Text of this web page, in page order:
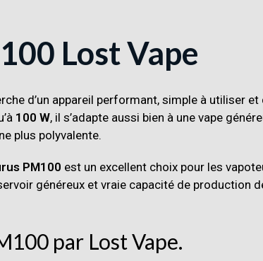
Lost Vape
d’un appareil performant, simple à utiliser et
100 W, il s’adapte aussi bien à une vape
plus polyvalente.
PM100 est un excellent choix pour les
généreux et vraie capacité de production
par Lost Vape.